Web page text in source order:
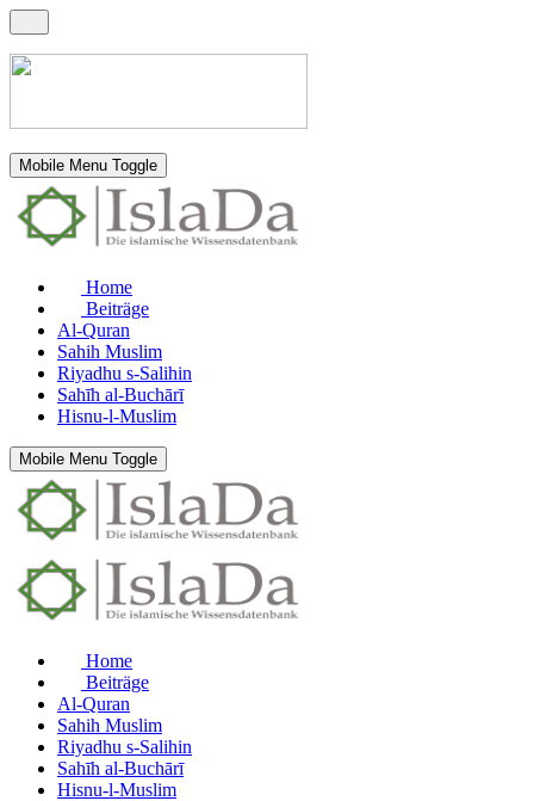
Mobile Menu Toggle
Home
Beiträge
Al-Quran
Sahih Muslim
Riyadhu s-Salihin
Sahīh al-Buchārī
Hisnu-l-Muslim
Mobile Menu Toggle
Home
Beiträge
Al-Quran
Sahih Muslim
Riyadhu s-Salihin
Sahīh al-Buchārī
Hisnu-l-Muslim